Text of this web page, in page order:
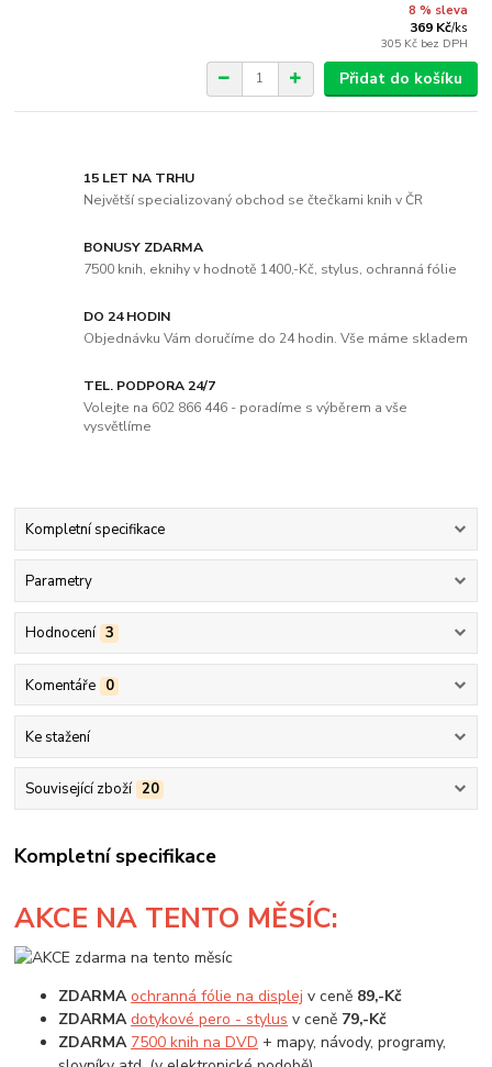
8 % sleva
369 Kč/ks
305 Kč bez DPH
Přidat do košíku
15 LET NA TRHU
Největší specializovaný obchod se čtečkami knih v ČR
BONUSY ZDARMA
7500 knih, eknihy v hodnotě 1400,-Kč, stylus, ochranná fólie
DO 24 HODIN
Objednávku Vám doručíme do 24 hodin. Vše máme skladem
TEL. PODPORA 24/7
Volejte na 602 866 446 - poradíme s výběrem a vše
vysvětlíme
Kompletní specifikace
Parametry
Hodnocení 3
Komentáře 0
Ke stažení
Související zboží 20
Kompletní specifikace
AKCE NA TENTO MĚSÍC:
ZDARMA ochranná fólie na displej v ceně 89,-Kč
ZDARMAdotykové pero - stylus v ceně 79,-Kč
ZDARMA 7500 knih na DVD + mapy, návody, programy,